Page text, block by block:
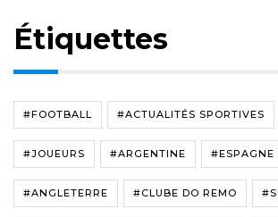
Étiquettes
#FOOTBALL #ACTUALITÉS SPORTIVES
#JOUEURS #ARGENTINE #ESPAGNE
#ANGLETERRE #CLUBE DO REMO